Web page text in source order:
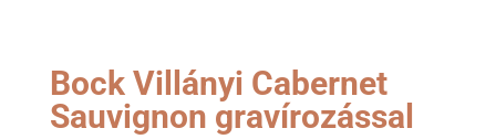
Bock Villányi Cabernet
Sauvignon gravírozással